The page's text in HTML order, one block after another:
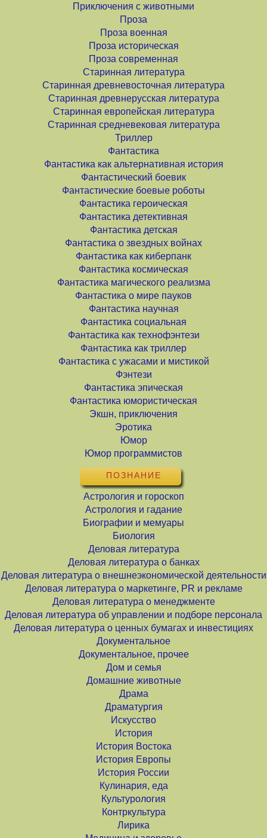
Приключения с животными
Проза
Проза военная
Проза историческая
Проза современная
Старинная литература
Старинная древневосточная литература
Старинная древнерусская литература
Старинная европейская литература
Старинная средневековая литература
Триллер
Фантастика
Фантастика как альтернативная история
Фантастический боевик
Фантастические боевые роботы
Фантастика героическая
Фантастика детективная
Фантастика детская
Фантастика о звездных войнах
Фантастика как киберпанк
Фантастика космическая
Фантастика магического реализма
Фантастика о мире пауков
Фантастика научная
Фантастика социальная
Фантастика как технофэнтези
Фантастика как триллер
Фантастика с ужасами и мистикой
Фэнтези
Фантастика эпическая
Фантастика юмористическая
Экшн, приключения
Эротика
Юмор
Юмор программистов
ПОЗНАНИЕ
Астрология и гороскоп
Астрология и гадание
Биографии и мемуары
Биология
Деловая литература
Деловая литература о банках
Деловая литература о внешнеэкономической деятельности
Деловая литература о маркетинге, PR и рекламе
Деловая литература о менеджменте
Деловая литература об управлении и подборе персонала
Деловая литература о ценных бумагах и инвестициях
Документальное
Документальное, прочее
Дом и семья
Домашние животные
Драма
Драматургия
Искусство
История
История Востока
История Европы
История России
Кулинария, еда
Культурология
Контркультура
Лирика